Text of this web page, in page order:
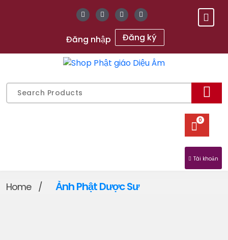
Đăng nhập
Đăng ký
Gửi chữ Tâm, gieo mầm An Lạc
Search
for:
0
Tài khoản
Home / Ảnh Phật Dược Sư